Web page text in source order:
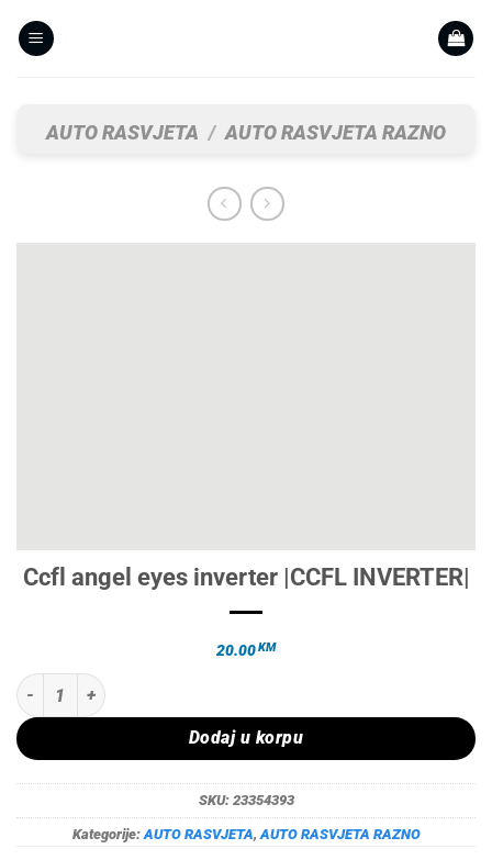
AUTO RASVJETA / AUTO RASVJETA RAZNO
Ccfl angel eyes inverter |CCFL INVERTER|
20.00KM
Ccfl angel eyes inverter |CCFL INVERTER| količina
Dodaj u korpu
SKU: 23354393
Kategorije: AUTO RASVJETA, AUTO RASVJETA RAZNO